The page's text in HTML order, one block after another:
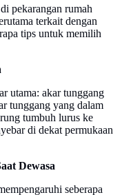
pekarangan rumah
terkait dengan
tips untuk memilih
utama: akar tunggang
tunggang yang dalam
tumbuh lurus ke
di dekat permukaan
Dewasa
seberapa